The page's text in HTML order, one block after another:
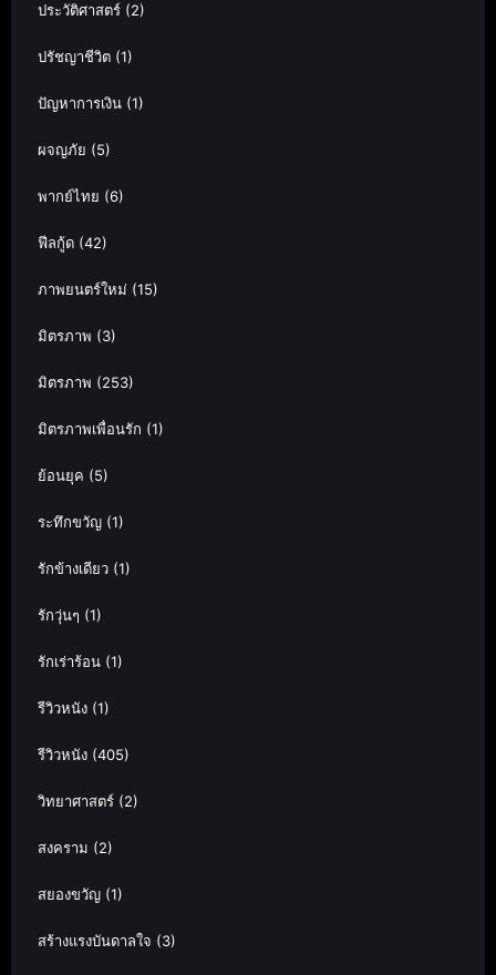
ประวัติศาสตร์ (2)
ปรัชญาชีวิต (1)
ปัญหาการเงิน (1)
ผจญภัย (5)
พากย์ไทย (6)
ฟีลกู้ด (42)
ภาพยนตร์ใหม่ (15)
มิตรภาพ (3)
มิตรภาพ (253)
มิตรภาพเพื่อนรัก (1)
ย้อนยุค (5)
ระทึกขวัญ (1)
รักข้างเดียว (1)
รักวุ่นๆ (1)
รักเร่าร้อน (1)
รีวิวหนัง (1)
รีวิวหนัง (405)
วิทยาศาสตร์ (2)
สงคราม (2)
สยองขวัญ (1)
สร้างแรงบันดาลใจ (3)